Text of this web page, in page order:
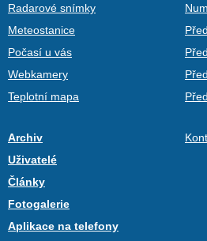
Radarové snímky
Meteostanice
Počasí u vás
Webkamery
Teplotní mapa
Archiv
Uživatelé
Články
Fotogalerie
Aplikace na telefony